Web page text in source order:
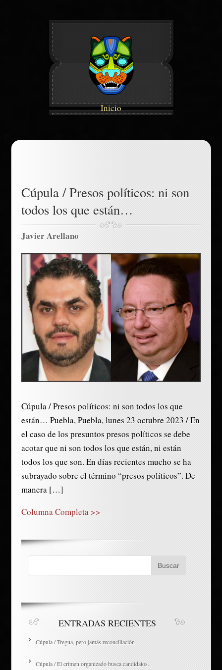
Inicio
Cúpula / Presos políticos: ni son
todos los que están…
Javier Arellano
Cúpula / Presos políticos: ni son todos los que
están… Puebla, Puebla, lunes 23 octubre 2023 / En
el caso de los presuntos presos políticos se debe
acotar que ni son todos los que están, ni están
todos los que son. En días recientes mucho se ha
subrayado sobre el término “presos políticos”. De
manera […]
Columna Completa >>
ENTRADAS RECIENTES
Cúpula / Tregua, pero jamás reconciliación
Cúpula / El crimen organizado busca candidatos.